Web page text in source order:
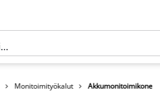
Monitoimityökalut Akkumonitoimikone